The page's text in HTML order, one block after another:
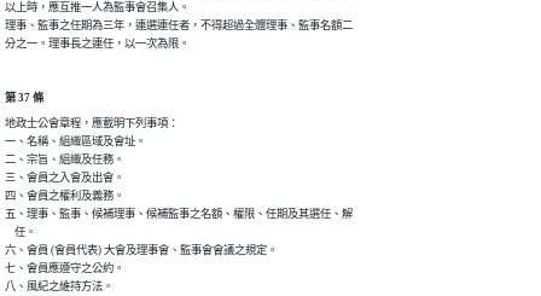
以上時，應互推一人為監事會召集人。
理事、監事之任期為三年，連選連任者，不得超過全體理事、監事名額二
分之一。理事長之連任，以一次為限。
第 37 條
地政士公會章程，應載明下列事項：
一、名稱、組織區域及會址。
二、宗旨、組織及任務。
三、會員之入會及出會。
四、會員之權利及義務。
五、理事、監事、候補理事、候補監事之名額、權限、任期及其選任、解
    任。
六、會員 (會員代表) 大會及理事會、監事會會議之規定。
七、會員應遵守之公約。
八、風紀之維持方法。